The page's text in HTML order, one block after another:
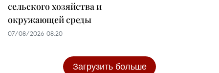
сельского хозяйства и
окружающей среды
07/08/2026 08:20
Загрузить больше